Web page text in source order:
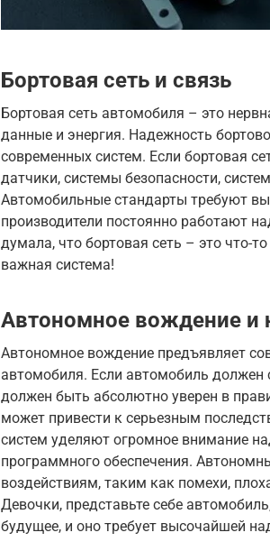
Бортовая сеть и связь
Бортовая сеть автомобиля – это
данные и энергия. Надежность
современных систем. Если бортовая
датчики, системы безопасности,
Автомобильные стандарты требуют
производители постоянно работают
думала, что бортовая сеть – это что-
важная система!
Автономное вождение и
Автономное вождение предъявляет
автомобиля. Если автомобиль должен
должен быть абсолютно уверен в
может привести к серьезным
систем уделяют огромное внимание
программного обеспечения.
воздействиям, таким как помехи,
Девочки, представьте себе
будущее, и оно требует высочайшей